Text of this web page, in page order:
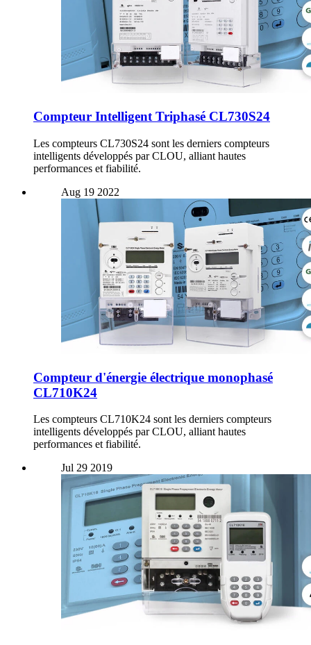
Compteur Intelligent Triphasé CL730S24
Les compteurs CL730S24 sont les derniers compteurs
intelligents développés par CLOU, alliant hautes
performances et fiabilité.
Aug 19 2022
Compteur d'énergie électrique monophasé
CL710K24
Les compteurs CL710K24 sont les derniers compteurs
intelligents développés par CLOU, alliant hautes
performances et fiabilité.
Jul 29 2019